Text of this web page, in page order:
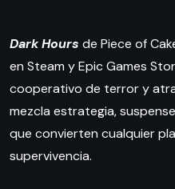
Dark Hours de Piece of
en Steam y Epic Games
cooperativo de terror y
mezcla estrategia,
que convierten cualquier
supervivencia.